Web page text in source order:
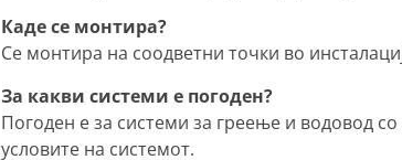
Каде се монтира?
Се монтира на соодветни точки во
За какви системи е погоден?
Погоден е за системи за греење и водовод
условите на системот.